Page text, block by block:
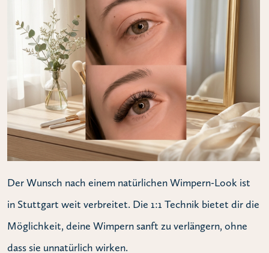
Der Wunsch nach einem natürlichen Wimpern-Look ist
in Stuttgart weit verbreitet. Die 1:1 Technik bietet dir die
Möglichkeit, deine Wimpern sanft zu verlängern, ohne
dass sie unnatürlich wirken.